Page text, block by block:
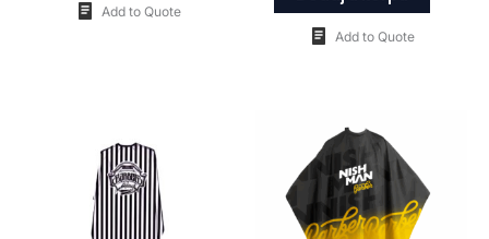
Add to Quote
Add to Quote